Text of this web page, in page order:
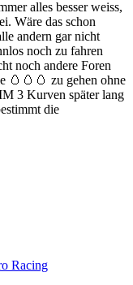
alles besser weiss,
Wäre das schon
andern gar nicht
noch zu fahren
noch andere Foren
🥚🥚🥚 zu gehen ohne
3 Kurven später lang
die
Racing